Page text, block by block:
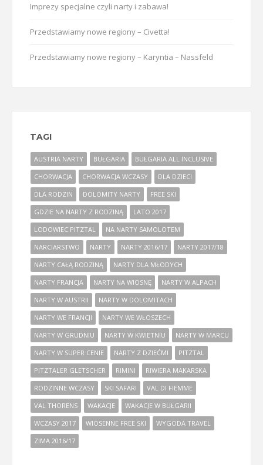
Imprezy specjalne czyli narty i zabawa!
Przedstawiamy nowe regiony – Civetta!
Przedstawiamy nowe regiony – Karyntia – Nassfeld
TAGI
AUSTRIA NARTY BUŁGARIA
BUŁGARIA ALL INCLUSIVE
CHORWACJA
CHORWACJA WCZASY
DLA DZIECI
DLA RODZIN
DOLOMITY NARTY
FREE SKI
GDZIE NA NARTY Z RODZINĄ
LATO 2017
LODOWIEC PITZTAL
NA NARTY SAMOLOTEM
NARCIARSTWO
NARTY NARTY 2016/17
NARTY 2017/18
NARTY CAŁĄ RODZINĄ
NARTY DLA MŁODYCH
NARTY FRANCJA
NARTY NA WIOSNĘ
NARTY W ALPACH
NARTY W AUSTRII
NARTY W DOLOMITACH
NARTY WE FRANCJI
NARTY WE WŁOSZECH
NARTY W GRUDNIU
NARTY W KWIETNIU
NARTY W MARCU
NARTY W SUPER CENIE
NARTY Z DZIEĆMI
PITZTAL
PITZTALER GLETSCHER
RIMINI
RIWIERA MAKARSKA
RODZINNE WCZASY
SKI SAFARI
VAL DI FIEMME
VAL THORENS
WAKACJE
WAKACJE W BUŁGARII
WCZASY 2017
WIOSENNE FREE SKI
WYGODA TRAVEL
ZIMA 2016/17